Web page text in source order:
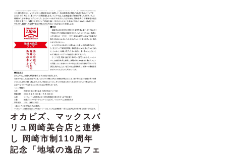
オカビズ、マックスバ
リュ岡崎美合店と連携
し 岡崎市制110周年
記念「地域の逸品フェ